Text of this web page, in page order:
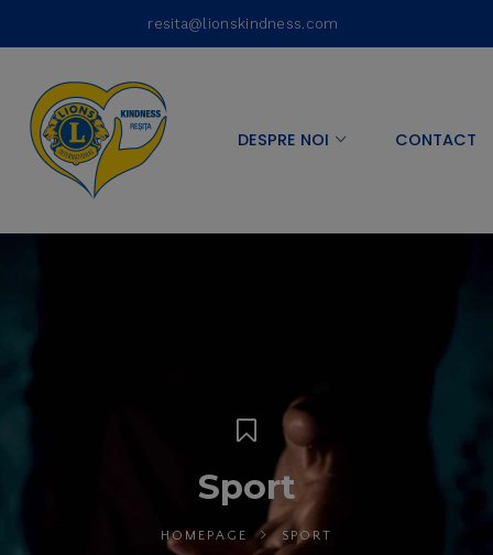
resita@lionskindness.com
DESPRE NOI CONTACT
Sport
HOMEPAGE SPORT